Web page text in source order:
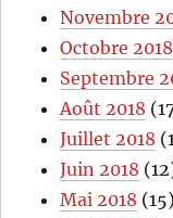
Novembre
Octobre 2018
Septembre
Août 2018
Juillet 2018
Juin 2018
Mai 2018 (15)